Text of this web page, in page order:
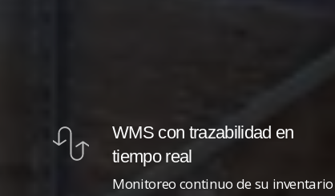
WMS con trazabilidad en
tiempo real
Monitoreo continuo de su inventario